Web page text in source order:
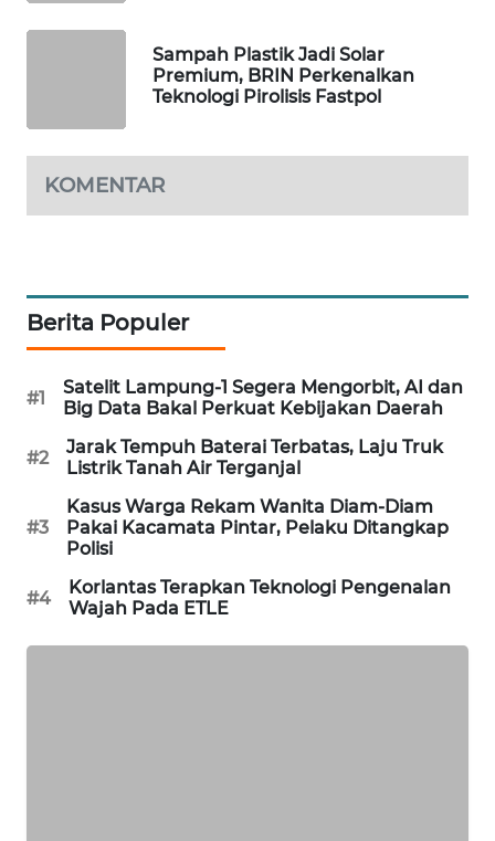
Sampah Plastik Jadi Solar
Premium, BRIN Perkenalkan
Teknologi Pirolisis Fastpol
KOMENTAR
Berita Populer
#1
Satelit Lampung-1 Segera Mengorbit, AI dan
Big Data Bakal Perkuat Kebijakan Daerah
#2
Jarak Tempuh Baterai Terbatas, Laju Truk
Listrik Tanah Air Terganjal
#3
Kasus Warga Rekam Wanita Diam-Diam
Pakai Kacamata Pintar, Pelaku Ditangkap
Polisi
#4
Korlantas Terapkan Teknologi Pengenalan
Wajah Pada ETLE
WAHANANEWS
ID
WAHANANEWS
NET
SPORT
WAHANA
UMKM
WAHANA
SELEB
WAHANA
PERSONA